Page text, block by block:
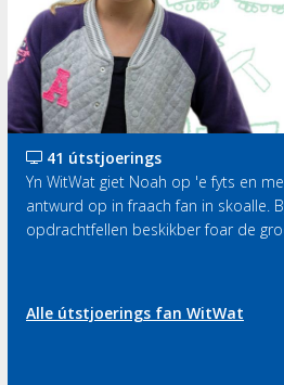
41 útstjoerings
Yn WitWat giet Noah op 'e fyts en
antwurd op in fraach fan in skoalle.
opdrachtfellen beskikber foar de
Alle útstjoerings fan WitWat